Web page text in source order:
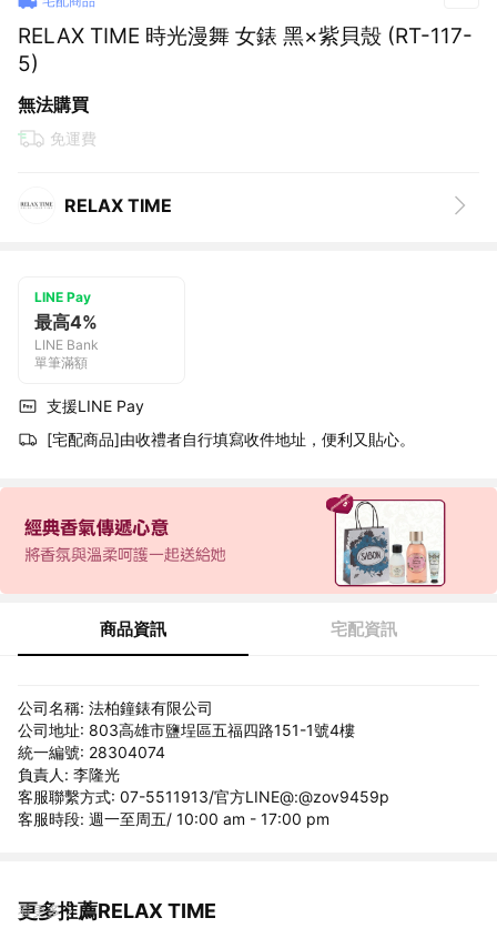
RELAX TIME 時光漫舞 女錶 黑×紫貝殼 (RT-117-
5)
無法購買
免運費
RELAX TIME
LINE Pay
最高4%
LINE Bank
單筆滿額
支援LINE Pay
[宅配商品]由收禮者自行填寫收件地址，便利又貼心。
商品資訊 宅配資訊
公司名稱: 法柏鐘錶有限公司
公司地址: 803高雄市鹽埕區五福四路151-1號4樓
統一編號: 28304074
負責人: 李隆光
客服聯繫方式: 07-5511913/官方LINE@:@zov9459p
客服時段: 週一至周五/ 10:00 am - 17:00 pm
更多推薦RELAX TIME
看更多